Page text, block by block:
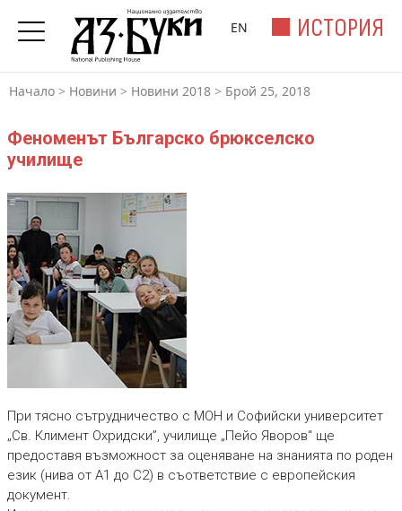
ИСТОРИЯ
EN
Начало > Новини > Новини 2018 > Брой 25, 2018
Феноменът Българско брюкселско
училище
При тясно сътрудничество с МОН и Софийски университет
„Св. Климент Охридски”, училище „Пейо Яворов“ ще
предоставя възможност за оценяване на знанията по роден
език (нива от А1 до С2) в съответствие с европейския
документ.